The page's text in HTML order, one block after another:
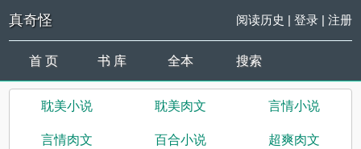
真奇怪 阅读历史 | 登录| 注册
首 页 书 库 全本 搜索
耽美小说 耽美肉文 言情小说
言情肉文 百合小说 超爽肉文